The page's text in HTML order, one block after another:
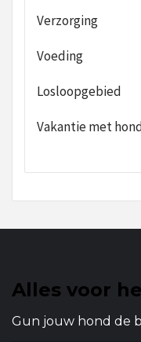
Verzorging
Voeding
Losloopgebied
Vakantie met
Alles voor
Gun jouw hond de